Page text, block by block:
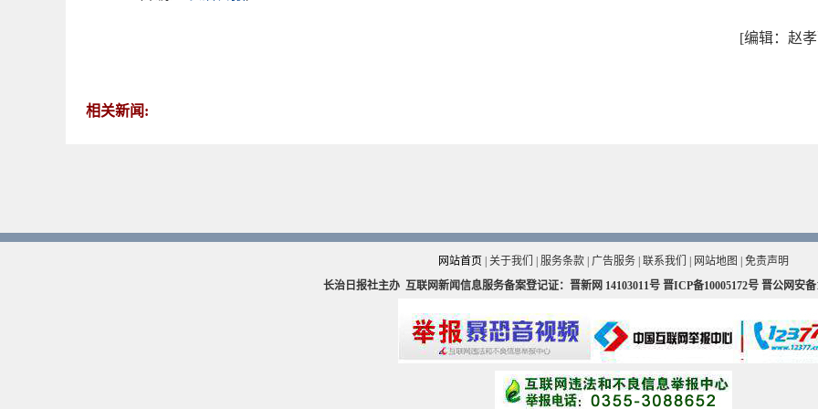
[编辑：赵
相关新闻:
网站首页 关于我们 服务条款 广告服务 联系我们 网站地图
免责声明
长治日报社主办 互联网新闻信息服务备案登记证：晋新网 14103011号 晋ICP备10005172号 晋公网安备